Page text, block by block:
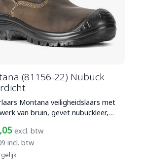
(81156-22) Nubuck
Montana veiligheidslaars met
van bruin, gevet nubuckleer,
excl. btw
incl. btw